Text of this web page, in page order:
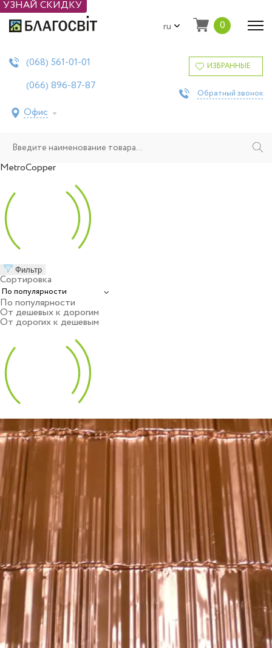
ru 0
(068) 561-01-01
(066) 896-87-87
Офис
ИЗБРАННЫЕ
Обратный звонок
MetroCopper
Фильтр
Сортировка
По популярности
От дешевых к дорогим
От дорогих к дешевым
УЗНАЙ СКИДКУ